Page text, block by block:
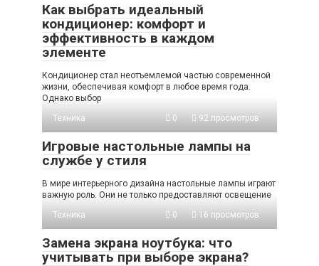
Как выбрать идеальный
кондиционер: комфорт и
эффективность в каждом
элементе
Кондиционер стал неотъемлемой частью современной
жизни, обеспечивая комфорт в любое время года.
Однако выбор
Техника
0 92 просмотров
Игровые настольные лампы на
службе у стиля
В мире интерьерного дизайна настольные лампы играют
важную роль. Они не только предоставляют освещение
Техника
0 16 просмотров
Замена экрана ноутбука: что
учитывать при выборе экрана?